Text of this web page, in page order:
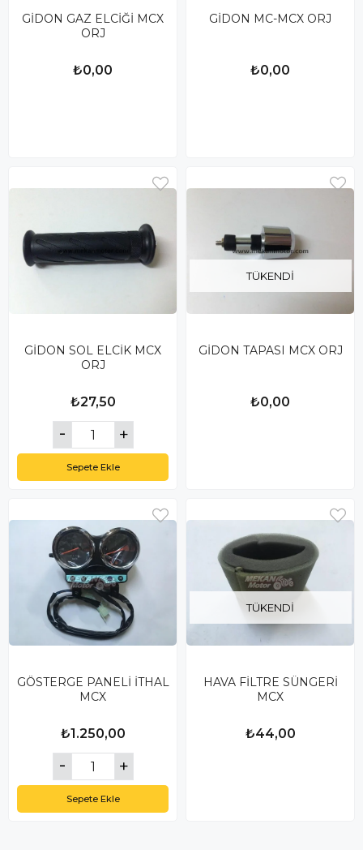
GİDON GAZ ELCİĞİ MCX
ORJ
₺0,00
GİDON MC-MCX ORJ
₺0,00
GİDON SOL ELCİK MCX
ORJ
₺27,50
Sepete Ekle
TÜKENDI
GİDON TAPASI MCX ORJ
₺0,00
GÖSTERGE PANELİ İTHAL
MCX
₺1.250,00
Sepete Ekle
TÜKENDI
HAVA FİLTRE SÜNGERİ
MCX
₺44,00